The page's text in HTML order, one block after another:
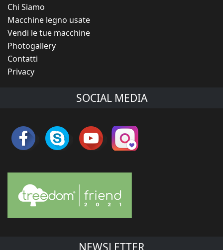
Chi Siamo
Macchine legno usate
Vendi le tue macchine
Photogallery
Contatti
Privacy
SOCIAL MEDIA
NEWSLETTER